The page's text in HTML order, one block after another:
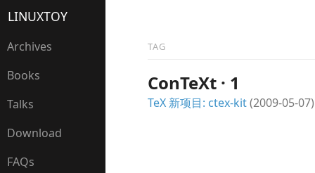
LINUXTOY
Archives
Books
Talks
Download
FAQs
TAG
ConTeXt · 1
TeX 新项目: ctex-kit(2009-05-07)